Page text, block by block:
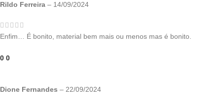
Rildo Ferreira – 14/09/2024
Enfim… É bonito, material bem mais ou menos mas é bonito.
0 0
Dione Fernandes – 22/09/2024